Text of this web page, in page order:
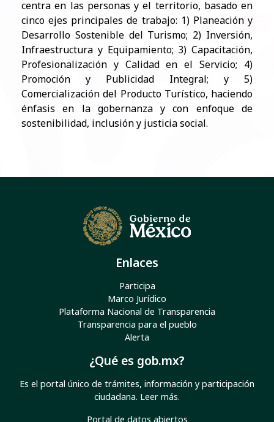
centra en las personas y el territorio, basado en
cinco ejes principales de trabajo: 1) Planeación y
Desarrollo Sostenible del Turismo; 2) Inversión,
Infraestructura y Equipamiento; 3) Capacitación,
Profesionalización y Calidad en el Servicio; 4)
Promoción y Publicidad Integral; y 5)
Comercialización del Producto Turístico, haciendo
énfasis en la gobernanza y con enfoque de
sostenibilidad, inclusión y justicia social.
Enlaces
Participa
Marco Jurídico
Plataforma Nacional de Transparencia
Transparencia para el pueblo
Alerta
¿Qué es gob.mx?
Es el portal único de trámites, información y participación
ciudadana. Leer más.
Portal de datos abiertos